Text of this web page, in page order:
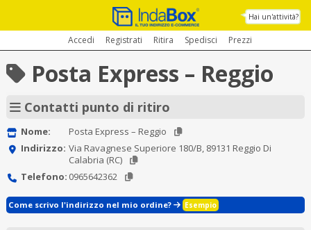
Hai un'attività?
Accedi Registrati Ritira Spedisci Prezzi
Posta Express – Reggio
Contatti punto di ritiro
Nome:
Posta Express – Reggio
Indirizzo: Via Ravagnese Superiore 180/B, 89131 Reggio Di
Calabria (RC)
Telefono: 0965642362
Come scrivo l'indirizzo nel mio ordine? Esempio